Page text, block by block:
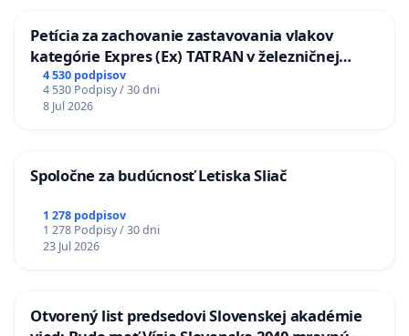
Petícia za zachovanie zastavovania vlakov
kategórie Expres (Ex) TATRAN v železničnej
stanici Púchov
4 530 podpisov
4 530 Podpisy / 30 dni
8 Jul 2026
Spoločne za budúcnosť Letiska Sliač
1 278 podpisov
1 278 Podpisy / 30 dni
23 Jul 2026
Otvorený list predsedovi Slovenskej akadémie